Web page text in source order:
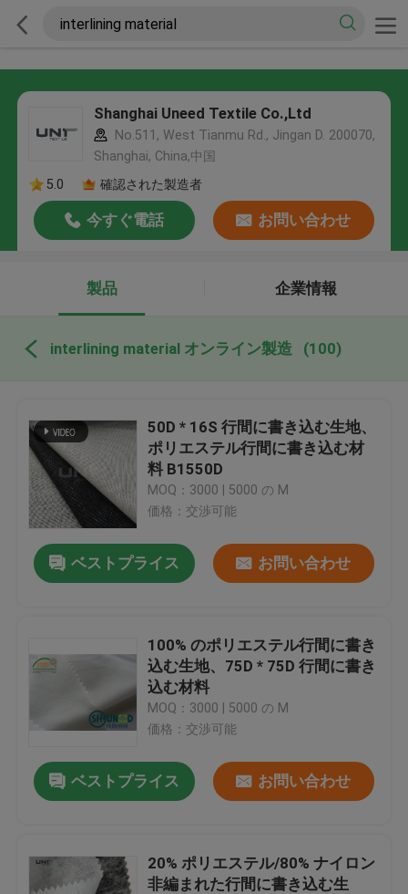
Shanghai Uneed Textile Co.,Ltd
No.511, West Tianmu Rd., Jingan D. 200070,
Shanghai, China,中国
5.0
確認された製造者
今すぐ電話 お問い合わせ
製品 企業情報
interlining material オンライン製造 (100)
50D * 16S 行間に書き込む生地、
ポリエステル行間に書き込む材
料 B1550D
MOQ：3000 | 5000 の M
価格：交渉可能
ベストプライス お問い合わせ
100% のポリエステル行間に書き
込む生地、75D * 75D 行間に書き
込む材料
MOQ：3000 | 5000 の M
価格：交渉可能
ベストプライス お問い合わせ
20% ポリエステル/80% ナイロン
非編まれた行間に書き込む生